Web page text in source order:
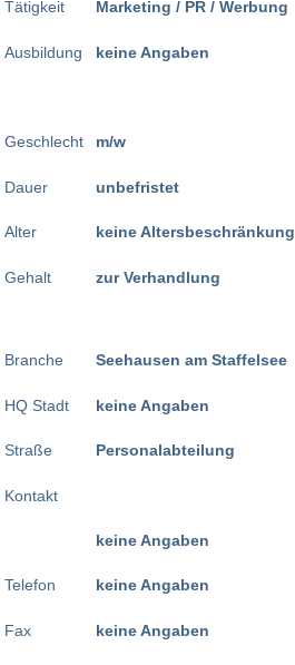
Tätigkeit
Ausbildung
Geschlecht
Dauer
Alter
Gehalt
Marketing / PR / Werbung
keine Angaben
m/w
unbefristet
keine Altersbeschränkung
zur Verhandlung
Branche
HQ Stadt
Straße
Kontakt
Telefon
Fax
Seehausen am Staffelsee
keine Angaben
Personalabteilung
keine Angaben
keine Angaben
keine Angaben